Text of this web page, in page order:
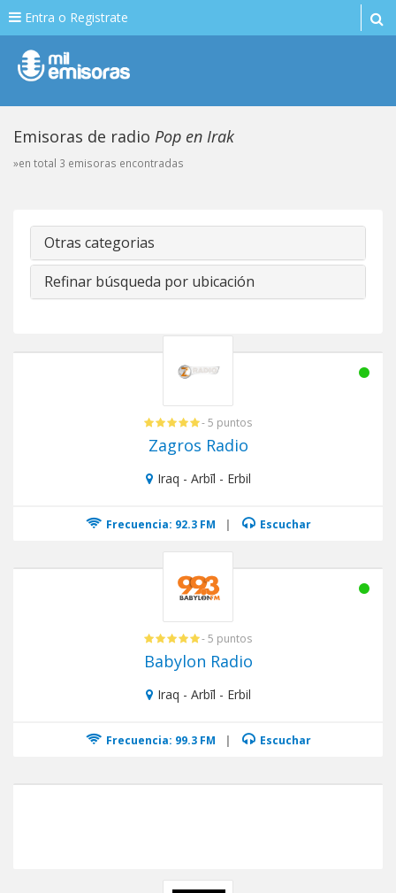
Entra o Registrate
Emisoras de radio Pop en Irak
»en total 3 emisoras encontradas
Otras categorias
Refinar búsqueda por ubicación
- 5 puntos
Zagros Radio
Iraq - Arbīl - Erbil
Frecuencia: 92.3 FM | Escuchar
- 5 puntos
Babylon Radio
Iraq - Arbīl - Erbil
Frecuencia: 99.3 FM | Escuchar